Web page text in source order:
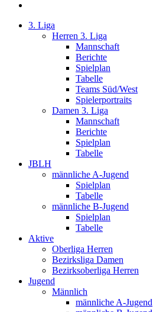
3. Liga
Herren 3. Liga
Mannschaft
Berichte
Spielplan
Tabelle
Teams Süd/West
Spielerportraits
Damen 3. Liga
Mannschaft
Berichte
Spielplan
Tabelle
JBLH
männliche A-Jugend
Spielplan
Tabelle
männliche B-Jugend
Spielplan
Tabelle
Aktive
Oberliga Herren
Bezirksliga Damen
Bezirksoberliga Herren
Jugend
Männlich
männliche A-Jugend